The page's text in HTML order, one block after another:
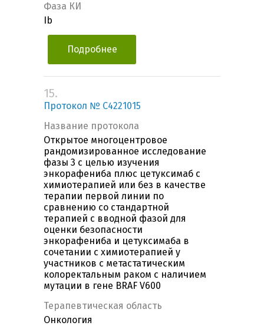
Фаза КИ
Ib
Подробнее
15.
Протокол № С4221015
Название протокола
Открытое многоцентровое
рандомизированное исследование
фазы 3 с целью изучения
энкорафениба плюс цетуксимаб с
химиотерапией или без в качестве
терапии первой линии по
сравнению со стандартной
терапией с вводной фазой для
оценки безопасности
энкорафениба и цетуксимаба в
сочетании с химиотерапией у
участников с метастатическим
колоректальным раком с наличием
мутации в гене BRAF V600
Терапевтическая область
Онкология